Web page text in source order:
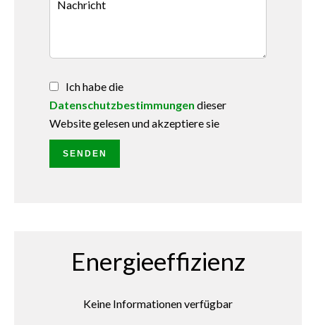
Ich habe die
Datenschutzbestimmungen dieser
Website gelesen und akzeptiere sie
SENDEN
Energieeffizienz
Keine Informationen verfügbar